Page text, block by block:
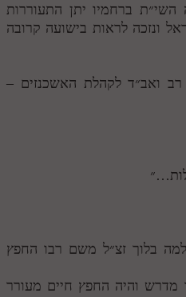
ברחמיו יתן התעוררות
ונזכה לראות בישועה קרובה
רב ואב״ד לקהלת האשכנזים –
בלוך זצ״ל משם רבו החפץ
מדרש והיה החפץ חיים מעורר